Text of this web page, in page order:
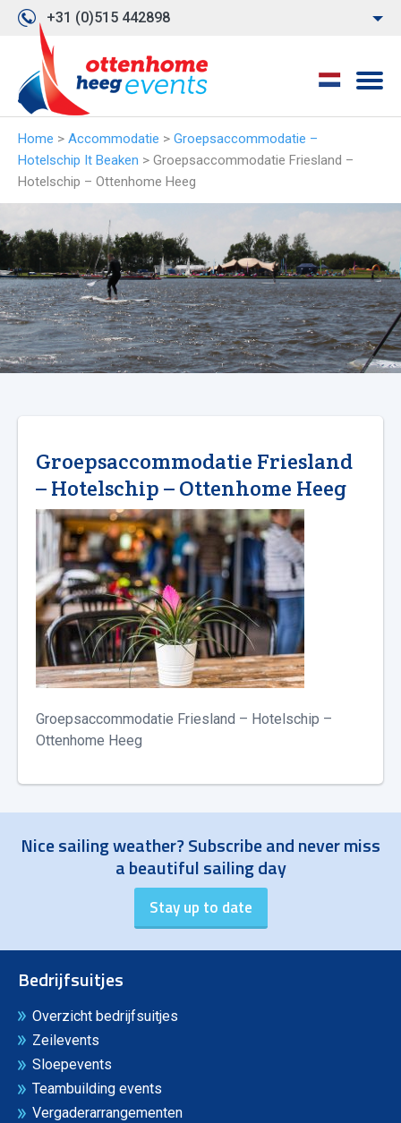
+31 (0)515 442898
Home > Accommodatie > Groepsaccommodatie –
Hotelschip It Beaken > Groepsaccommodatie Friesland –
Hotelschip – Ottenhome Heeg
Groepsaccommodatie Friesland
– Hotelschip – Ottenhome Heeg
Groepsaccommodatie Friesland – Hotelschip –
Ottenhome Heeg
Nice sailing weather? Subscribe and never miss
a beautiful sailing day
Bedrijfsuitjes
Overzicht bedrijfsuitjes
Zeilevents
Sloepevents
Teambuilding events
Vergaderarrangementen